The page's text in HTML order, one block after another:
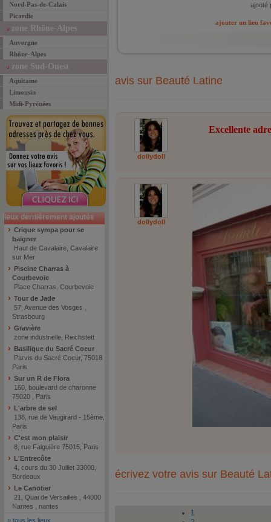
Nord-Pas-de-Calais
Picardie
zone Rhône-Alpes
Auvergne
Rhône-Alpes
zone Sud-Ouest
Aquitaine
Limousin
Midi-Pyrénées
lieux dernièrement ajoutés
Crique sympa pour se
baigner
Haut de Cavalaire, Cavalaire
sur Mer
Piscine Charras à
Courbevoie
Place Charras, Courbevoie
Tour de Jade
57, Avenue des Vosges ,
Strasbourg
Gravière
zone industrielle, Reichstett
Basilique du Sacré Coeur
Parvis du Sacré Coeur, 75018
Paris
Sur un R de Flora
160, boulevard de charonne
75020 , Paris
L'arbre de sel
138, rue de Vaugirard - 15ème,
Paris
C'est mon plaisir
8, rue Falguière 75015, Paris
L'Entrecôte
4, cours du 30 Juillet 33000,
Bordeaux
Le Canotier
21, Quai de Versailles , 44000
Nantes , nantes
» tous les lieux
ajouté
ajouter un lieu
avis sur Beauté Latine
dollydoll
Excellente
dollydoll
écrivez votre avis sur Beauté
1